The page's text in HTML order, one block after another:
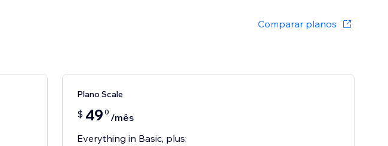
Comparar planos
Plano Scale
$ 49 0 /mês
Everything in Basic, plus: